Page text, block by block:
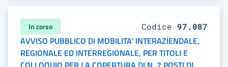
In corso Codice 97.087
AVVISO PUBBLICO DI MOBILITA’ INTERAZIENDALE,
REGIONALE ED INTERREGIONALE, PER TITOLI E